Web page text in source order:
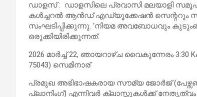
ഡാളസ് : ഡാളസിലെ പ്രവാസി മലയാളി
കൾച്ചറൽ ആൻഡ് എഡ്യൂക്കേഷൻ സെന്ററും
സംഘടിപ്പിക്കുന്നു. ‘നിയമ അവബോധവും
ഒരുക്കിയിരിക്കുന്നത്.
2026 മാർച്ച് 22, ഞായറാഴ്ച വൈകുന്നേരം 3:30
75043) സെമിനാര്
പ്രമുഖ അഭിഭാഷകരായ സൗമ്യ ജോർജ്
പ്ലാനിംഗ്) എന്നിവർ ക്ലാസ്സുകൾക്ക്